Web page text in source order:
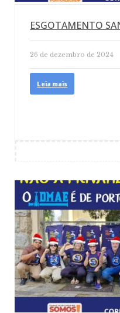
ESGOTAMENTO
26 de dezembro de 2024
Leia mais